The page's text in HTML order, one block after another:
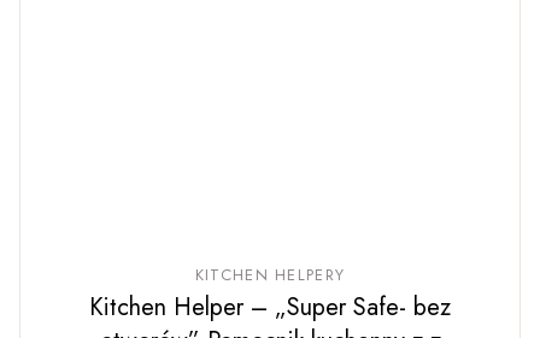
KITCHEN HELPERY
Kitchen Helper – „Super Safe- bez